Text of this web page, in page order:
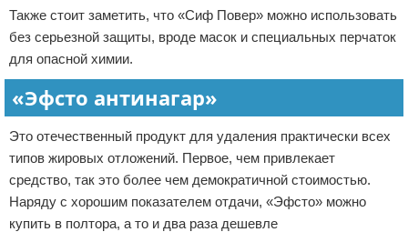
Также стоит заметить, что «Сиф Повер» можно использовать
без серьезной защиты, вроде масок и специальных перчаток
для опасной химии.
«Эфсто антинагар»
Это отечественный продукт для удаления практически всех
типов жировых отложений. Первое, чем привлекает
средство, так это более чем демократичной стоимостью.
Наряду с хорошим показателем отдачи, «Эфсто» можно
купить в полтора, а то и два раза дешевле